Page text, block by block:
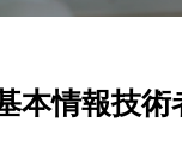
本情報技